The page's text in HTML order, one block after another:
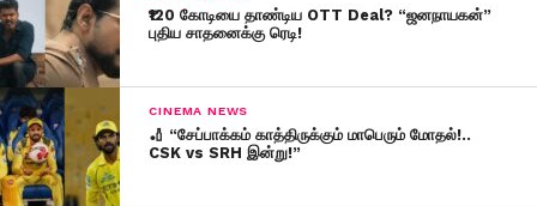
₹120 கோடியை தாண்டிய OTT Deal? “ஜனநாயகன்”
புதிய சாதனைக்கு ரெடி!
CINEMA NEWS
🏏 “சேப்பாக்கம் காத்திருக்கும் மாபெரும் மோதல்!..
CSK vs SRH இன்று!”